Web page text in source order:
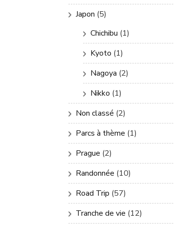
Japon (5)
Chichibu (1)
Kyoto (1)
Nagoya (2)
Nikko (1)
Non classé (2)
Parcs à thème (1)
Prague (2)
Randonnée (10)
Road Trip (57)
Tranche de vie (12)